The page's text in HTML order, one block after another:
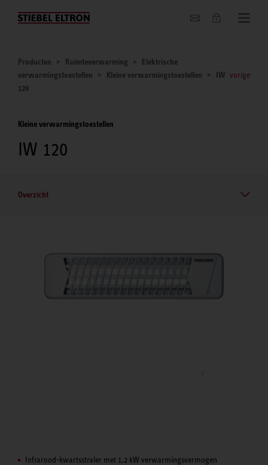
Actueel
Producten Ruimteverwarming
Elektrische
verwarmingstoestellen
Kleine verwarmingstoestellen
IW
120
vorige
Kleine verwarmingstoestellen
IW 120
Overzicht
Infrarood-kwartsstraler met 1,2 kW verwarmingsvermogen